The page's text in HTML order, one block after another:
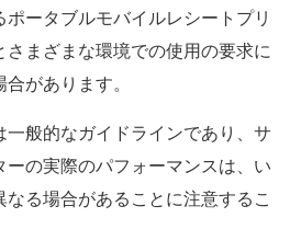
ータブルモバイルレシートプリ
さまざまな環境での使用の要求に
があります。
一般的なガイドラインであり、サ
ーの実際のパフォーマンスは、い
なる場合があることに注意するこ